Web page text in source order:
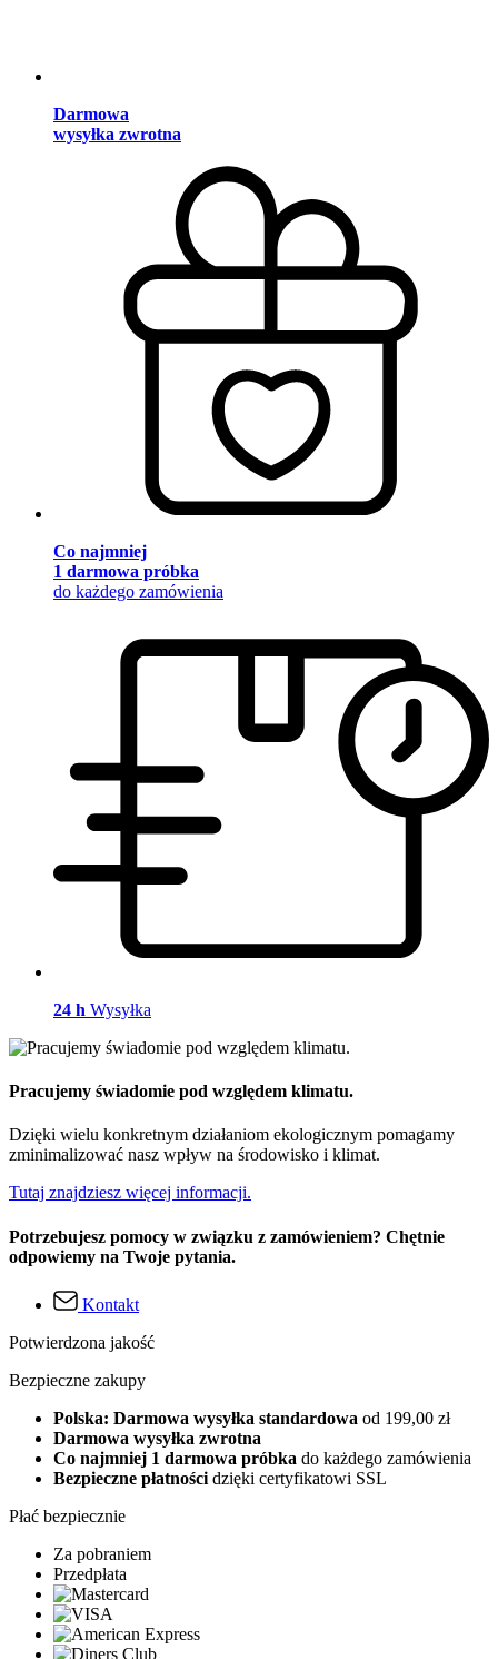
Darmowa
wysyłka zwrotna
Co najmniej
1 darmowa próbka
do każdego zamówienia
24 h Wysyłka
Pracujemy świadomie pod względem klimatu.
Dzięki wielu konkretnym działaniom ekologicznym pomagamy
zminimalizować nasz wpływ na środowisko i klimat.
Tutaj znajdziesz więcej informacji.
Potrzebujesz pomocy w związku z zamówieniem? Chętnie
odpowiemy na Twoje pytania.
Kontakt
Potwierdzona jakość
Bezpieczne zakupy
Polska: Darmowa wysyłka standardowa od 199,00 zł
Darmowa wysyłka zwrotna
Co najmniej 1 darmowa próbka do każdego zamówienia
Bezpieczne płatności dzięki certyfikatowi SSL
Płać bezpiecznie
Za pobraniem
Przedpłata